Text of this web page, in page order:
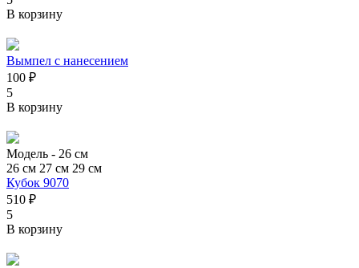
В корзину
Вымпел с нанесением
100 ₽
5
В корзину
Модель - 26 см
26 см 27 см 29 см
Кубок 9070
510 ₽
5
В корзину